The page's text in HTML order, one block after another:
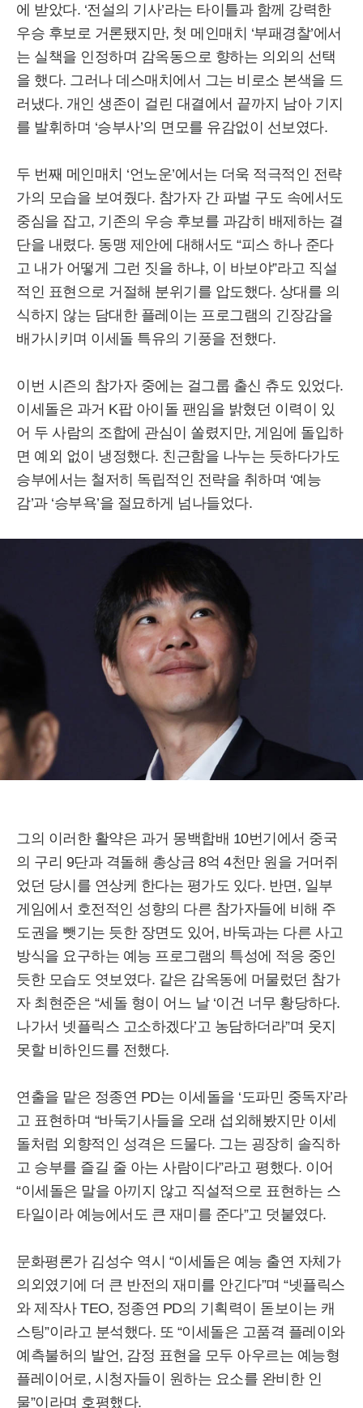
에 받았다. ‘전설의 기사’라는 타이틀과 함께 강력한
우승 후보로 거론됐지만, 첫 메인매치 ‘부패경찰’에서
는 실책을 인정하며 감옥동으로 향하는 의외의 선택
을 했다. 그러나 데스매치에서 그는 비로소 본색을 드
러냈다. 개인 생존이 걸린 대결에서 끝까지 남아 기지
를 발휘하며 ‘승부사’의 면모를 유감없이 선보였다.
두 번째 메인매치 ‘언노운’에서는 더욱 적극적인 전략
가의 모습을 보여줬다. 참가자 간 파벌 구도 속에서도
중심을 잡고, 기존의 우승 후보를 과감히 배제하는 결
단을 내렸다. 동맹 제안에 대해서도 “피스 하나 준다
고 내가 어떻게 그런 짓을 하냐, 이 바보야”라고 직설
적인 표현으로 거절해 분위기를 압도했다. 상대를 의
식하지 않는 담대한 플레이는 프로그램의 긴장감을
배가시키며 이세돌 특유의 기풍을 전했다.
이번 시즌의 참가자 중에는 걸그룹 출신 츄도 있었다.
이세돌은 과거 K팝 아이돌 팬임을 밝혔던 이력이 있
어 두 사람의 조합에 관심이 쏠렸지만, 게임에 돌입하
면 예외 없이 냉정했다. 친근함을 나누는 듯하다가도
승부에서는 철저히 독립적인 전략을 취하며 ‘예능
감’과 ‘승부욕’을 절묘하게 넘나들었다.
그의 이러한 활약은 과거 몽백합배 10번기에서 중국
의 구리 9단과 격돌해 총상금 8억 4천만 원을 거머쥐
었던 당시를 연상케 한다는 평가도 있다. 반면, 일부
게임에서 호전적인 성향의 다른 참가자들에 비해 주
도권을 뺏기는 듯한 장면도 있어, 바둑과는 다른 사고
방식을 요구하는 예능 프로그램의 특성에 적응 중인
듯한 모습도 엿보였다. 같은 감옥동에 머물렀던 참가
자 최현준은 “세돌 형이 어느 날 ‘이건 너무 황당하다.
나가서 넷플릭스 고소하겠다’고 농담하더라”며 웃지
못할 비하인드를 전했다.
연출을 맡은 정종연 PD는 이세돌을 ‘도파민 중독자’라
고 표현하며 “바둑기사들을 오래 섭외해봤지만 이세
돌처럼 외향적인 성격은 드물다. 그는 굉장히 솔직하
고 승부를 즐길 줄 아는 사람이다”라고 평했다. 이어
“이세돌은 말을 아끼지 않고 직설적으로 표현하는 스
타일이라 예능에서도 큰 재미를 준다”고 덧붙였다.
문화평론가 김성수 역시 “이세돌은 예능 출연 자체가
의외였기에 더 큰 반전의 재미를 안긴다”며 “넷플릭스
와 제작사 TEO, 정종연 PD의 기획력이 돋보이는 캐
스팅”이라고 분석했다. 또 “이세돌은 고품격 플레이와
예측불허의 발언, 감정 표현을 모두 아우르는 예능형
플레이어로, 시청자들이 원하는 요소를 완비한 인
물”이라며 호평했다.